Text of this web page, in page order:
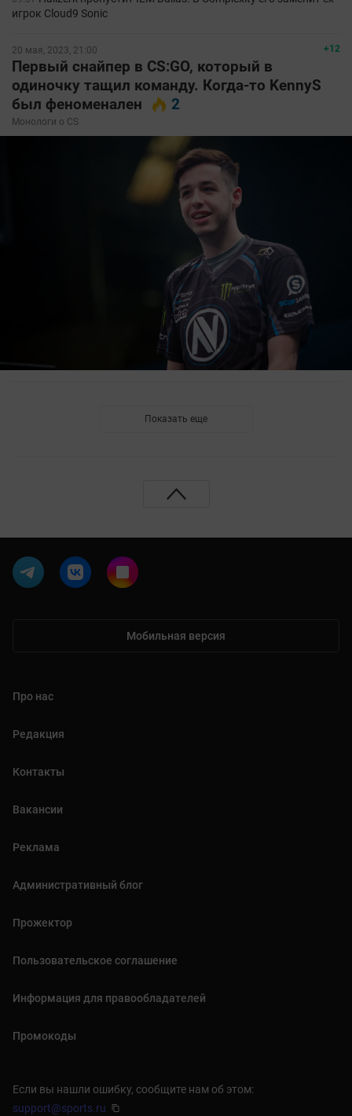
игрок Cloud9 Sonic
+12
20 мая, 2023, 21:00
Первый снайпер в CS:GO, который в
одиночку тащил команду. Когда-то KennyS
был феноменален
2
Монологи о CS
Показать еще
Мобильная версия
Про нас
Редакция
Контакты
Вакансии
Реклама
Административный блог
Прожектор
Пользовательское соглашение
Информация для правообладателей
Промокоды
Если вы нашли ошибку, сообщите нам об этом:
support@sports.ru